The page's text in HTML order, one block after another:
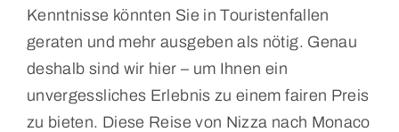
Kenntnisse könnten Sie in Touristenfallen
geraten und mehr ausgeben als nötig. Genau
deshalb sind wir hier – um Ihnen ein
unvergessliches Erlebnis zu einem fairen Preis
zu bieten. Diese Reise von Nizza nach Monaco